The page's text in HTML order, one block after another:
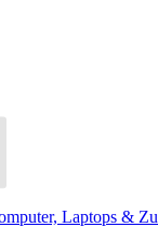
Laptops &